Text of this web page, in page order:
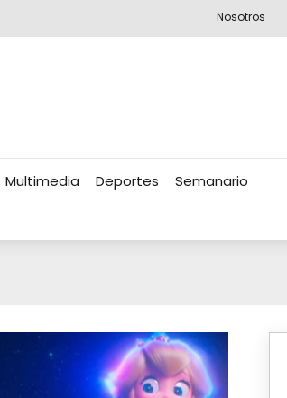
Nosotros
Multimedia Deportes Semanario